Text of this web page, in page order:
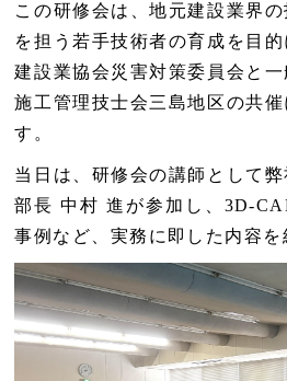
この研修会は、地元建設業界
を担う若手技術者の育成を目
建設業協会災害対策委員会と
施工管理技士会三島地区の共
す。
当日は、研修会の講師として
部長 中村 進が参加し、3D-
事例など、実務に即した内容を